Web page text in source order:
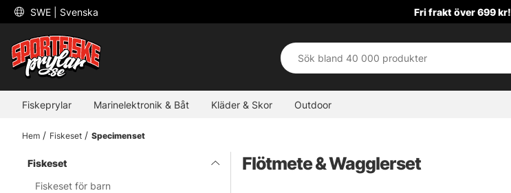
SWE | Svenska Fri frakt över 699 kr!
Fiskeprylar Marinelektronik & Båt Kläder & Skor Outdoor
Hem Fiskeset Specimenset
Fiskeset
Fiskeset för barn
Flötmete & Wagglerset